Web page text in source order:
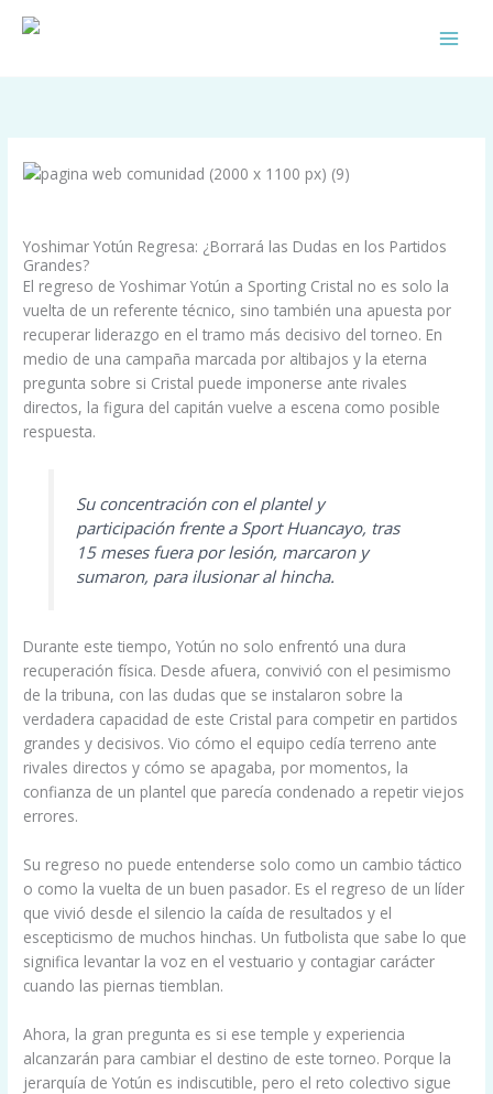
Yoshimar Yotún Regresa: ¿Borrará las Dudas en los Partidos
Grandes?
El regreso de Yoshimar Yotún a Sporting Cristal no es solo la
vuelta de un referente técnico, sino también una apuesta por
recuperar liderazgo en el tramo más decisivo del torneo. En
medio de una campaña marcada por altibajos y la eterna
pregunta sobre si Cristal puede imponerse ante rivales
directos, la figura del capitán vuelve a escena como posible
respuesta.
Su concentración con el plantel y
participación frente a Sport Huancayo, tras
15 meses fuera por lesión, marcaron y
sumaron, para ilusionar al hincha.
Durante este tiempo, Yotún no solo enfrentó una dura
recuperación física. Desde afuera, convivió con el pesimismo
de la tribuna, con las dudas que se instalaron sobre la
verdadera capacidad de este Cristal para competir en partidos
grandes y decisivos. Vio cómo el equipo cedía terreno ante
rivales directos y cómo se apagaba, por momentos, la
confianza de un plantel que parecía condenado a repetir viejos
errores.
Su regreso no puede entenderse solo como un cambio táctico
o como la vuelta de un buen pasador. Es el regreso de un líder
que vivió desde el silencio la caída de resultados y el
escepticismo de muchos hinchas. Un futbolista que sabe lo que
significa levantar la voz en el vestuario y contagiar carácter
cuando las piernas tiemblan.
Ahora, la gran pregunta es si ese temple y experiencia
alcanzarán para cambiar el destino de este torneo. Porque la
jerarquía de Yotún es indiscutible, pero el reto colectivo sigue